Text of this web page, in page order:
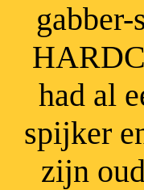
had al
spijker
zijn